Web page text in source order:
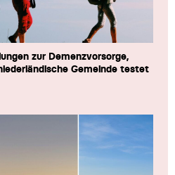
zur Demenzvorsorge,
Gemeinde testet